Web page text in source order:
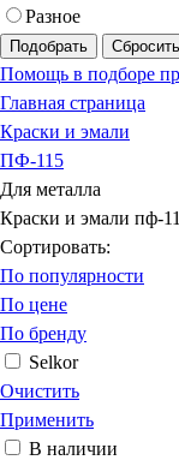
Разное
Подобрать Сбросить
Помощь в подборе
Главная страница
Краски и эмали
ПФ-115
Для металла
Краски и эмали пф-
Сортировать:
По популярности
По цене
По бренду
Selkor
Очистить
Применить
В наличии